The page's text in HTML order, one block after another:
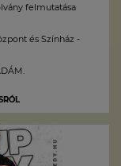
felmutatása
és Színház -